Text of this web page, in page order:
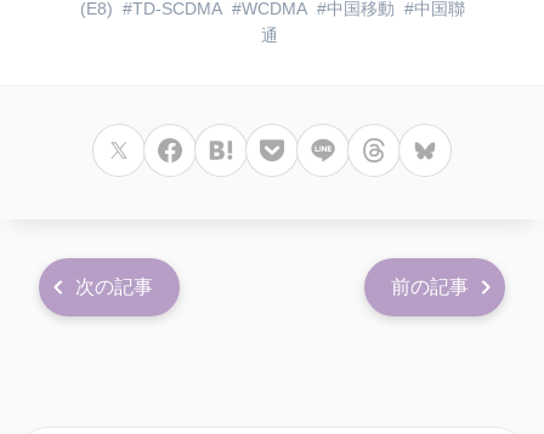
(E8)
TD-SCDMA WCDMA 中国移動
中国聯
通
次の記事 前の記事